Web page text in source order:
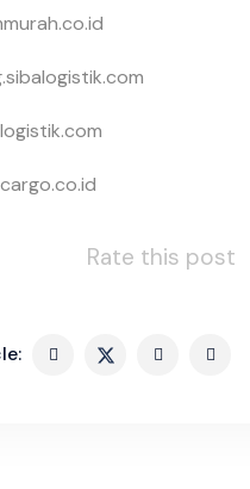
Rate this post